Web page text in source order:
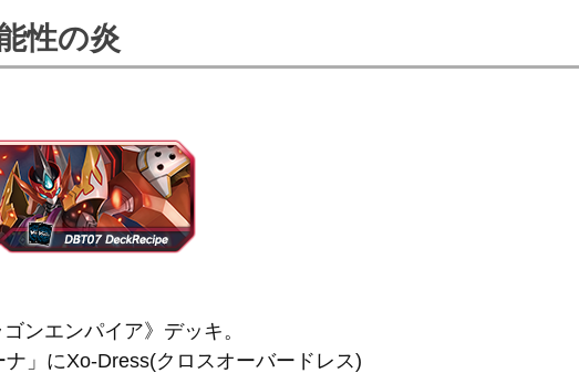
性の炎
ンエンパイア》デッキ。
」にXo-Dress(クロスオーバードレス)